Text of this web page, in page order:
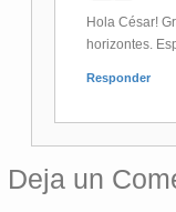
Hola César!
horizontes.
Responder
Deja un